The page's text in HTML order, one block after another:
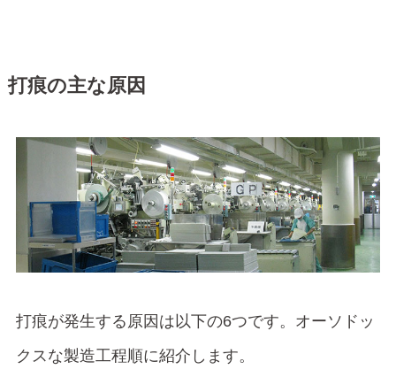
打痕の主な原因
打痕が発生する原因は以下の6つです。オーソドッ
クスな製造工程順に紹介します。